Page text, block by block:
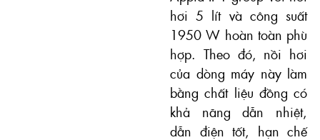
hơi 5 lít và công suất
1950 W hoàn toàn phù
hợp. Theo đó, nồi hơi
của dòng máy này làm
bằng chất liệu đồng có
khả năng dẫn nhiệt,
dẫn điện tốt, hạn chế